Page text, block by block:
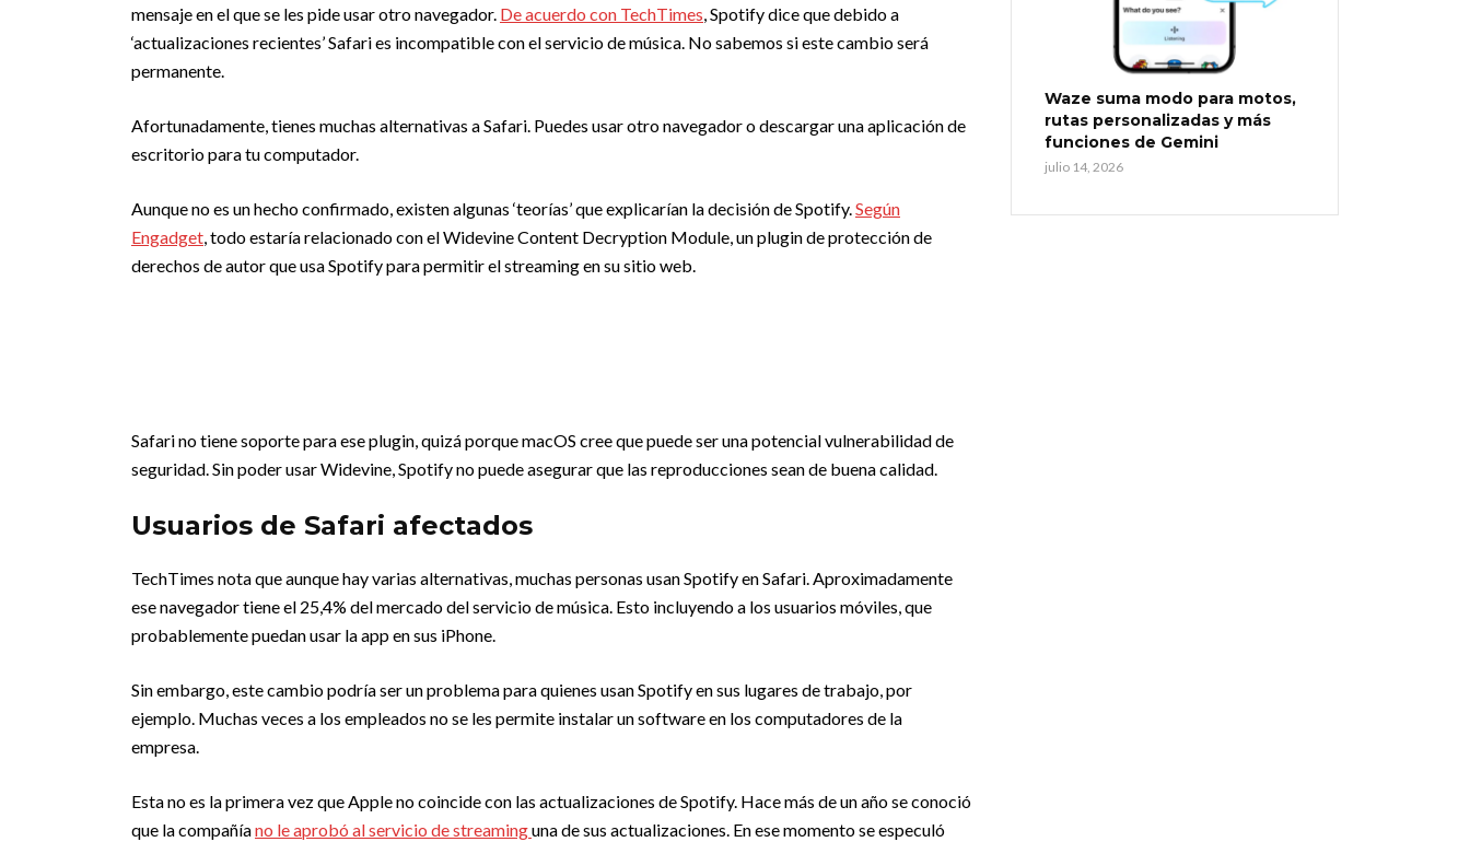
mensaje en el que se les pide usar otro navegador. De acuerdo con TechTimes, Spotify dice que debido a
‘actualizaciones recientes’ Safari es incompatible con el servicio de música. No sabemos si este cambio será
permanente.
Afortunadamente, tienes muchas alternativas a Safari. Puedes usar otro navegador o descargar una aplicación de
escritorio para tu computador.
Aunque no es un hecho confirmado, existen algunas ‘teorías’ que explicarían la decisión de Spotify.Según
Engadget, todo estaría relacionado con el Widevine Content Decryption Module, un plugin de protección de
derechos de autor que usa Spotify para permitir el streaming en su sitio web.
Safari no tiene soporte para ese plugin, quizá porque macOS cree que puede ser una potencial vulnerabilidad de
seguridad. Sin poder usar Widevine, Spotify no puede asegurar que las reproducciones sean de buena calidad.
Usuarios de Safari afectados
TechTimes nota que aunque hay varias alternativas, muchas personas usan Spotify en Safari. Aproximadamente
ese navegador tiene el 25,4% del mercado del servicio de música. Esto incluyendo a los usuarios móviles, que
probablemente puedan usar la app en sus iPhone.
Sin embargo, este cambio podría ser un problema para quienes usan Spotify en sus lugares de trabajo, por
ejemplo. Muchas veces a los empleados no se les permite instalar un software en los computadores de la
empresa.
Esta no es la primera vez que Apple no coincide con las actualizaciones de Spotify. Hace más de un año se conoció
que la compañíano le aprobó al servicio de streaminguna de sus actualizaciones. En ese momento se especuló
Waze suma modo para motos,
rutas personalizadas y más
funciones de Gemini
julio 14, 2026